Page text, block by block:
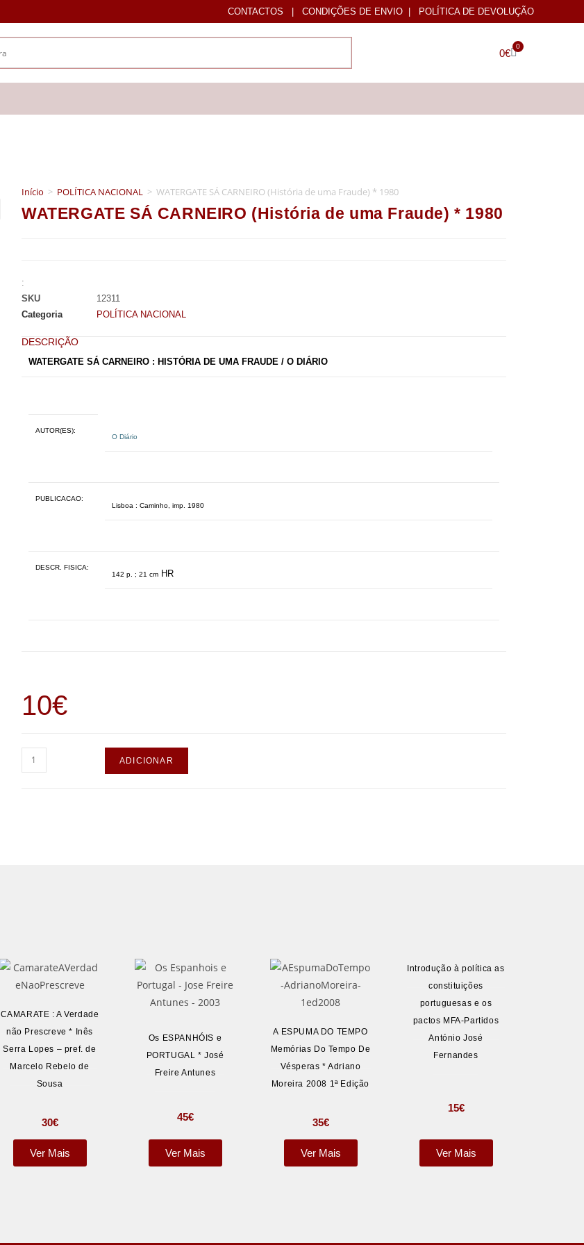
CONTACTOS | CONDIÇÕES DE ENVIO | POLÍTICA DE DEVOLUÇÃO
0€
0
Início > POLÍTICA NACIONAL > WATERGATE SÁ CARNEIRO (História de uma Fraude) * 1980
WATERGATE SÁ CARNEIRO (História de uma Fraude) * 1980
:
SKU
12311
Categoria
POLÍTICA NACIONAL
DESCRIÇÃO
WATERGATE SÁ CARNEIRO : HISTÓRIA DE UMA FRAUDE / O DIÁRIO
AUTOR(ES):
O Diário
PUBLICACAO:
Lisboa : Caminho, imp. 1980
DESCR. FISICA:
142 p. ; 21 cmHR
10€
ADICIONAR
CAMARATE : A Verdade
não Prescreve * Inês
Serra Lopes – pref. de
Marcelo Rebelo de
Sousa
30€
Ver Mais
Os ESPANHÓIS e
PORTUGAL * José
Freire Antunes
45€
Ver Mais
A ESPUMA DO TEMPO
Memórias Do Tempo De
Vésperas * Adriano
Moreira 2008 1ª Edição
35€
Ver Mais
Introdução à política as
constituições
portuguesas e os
pactos MFA-Partidos
António José
Fernandes
15€
Ver Mais